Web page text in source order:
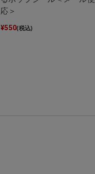
応＞
¥550(税込)